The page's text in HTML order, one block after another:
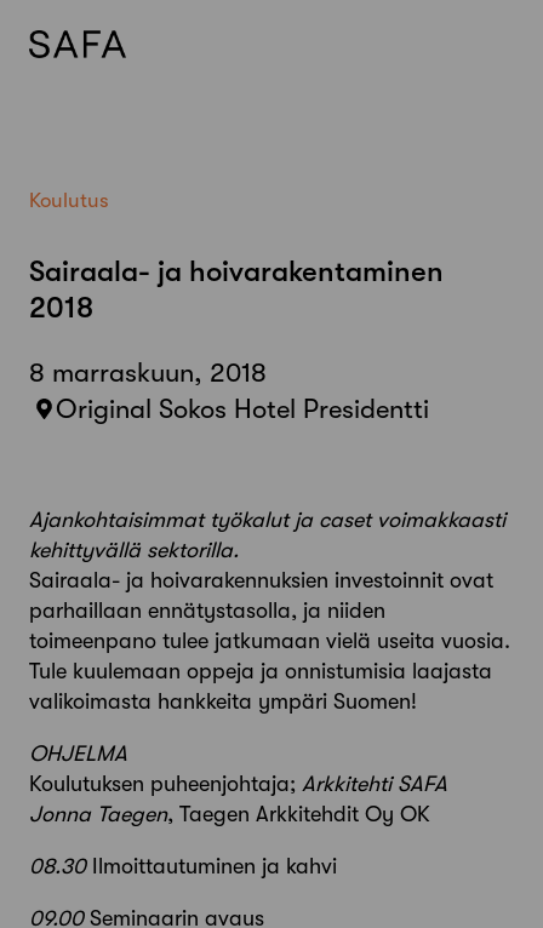
Koulutus
Sairaala- ja hoivarakentaminen
2018
8 marraskuun, 2018
Original Sokos Hotel Presidentti
Ajankohtaisimmat työkalut ja caset voimakkaasti
kehittyvällä sektorilla.
Sairaala- ja hoivarakennuksien investoinnit ovat
parhaillaan ennätystasolla, ja niiden
toimeenpano tulee jatkumaan vielä useita vuosia.
Tule kuulemaan oppeja ja onnistumisia laajasta
valikoimasta hankkeita ympäri Suomen!
OHJELMA
Koulutuksen puheenjohtaja; Arkkitehti SAFA
Jonna Taegen, Taegen Arkkitehdit Oy OK
08.30Ilmoittautuminen ja kahvi
09.00Seminaarin avaus